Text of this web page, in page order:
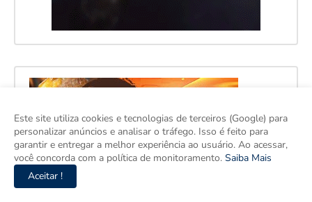
Este site utiliza cookies e tecnologias de terceiros (Google) para
personalizar anúncios e analisar o tráfego. Isso é feito para
garantir e entregar a melhor experiência ao usuário. Ao acessar,
você concorda com a política de monitoramento. Saiba Mais
Aceitar !